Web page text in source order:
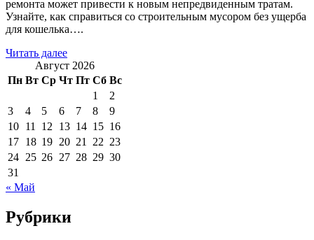
ремонта может привести к новым непредвиденным тратам.
Узнайте, как справиться со строительным мусором без ущерба
для кошелька….
Читать далее
Август 2026
Пн Вт Ср Чт Пт Сб Вс
1
2
3
4 5 6 7 8
9
10 11 12 13 14 15 16
17 18 19 20 21 22 23
24 25 26 27 28 29 30
31
« Май
Рубрики